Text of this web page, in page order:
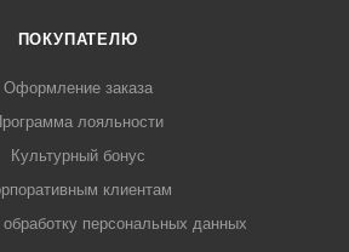
ПОКУПАТЕЛЮ
Оформление заказа
лояльности
Культурный бонус
клиентам
персональных данных